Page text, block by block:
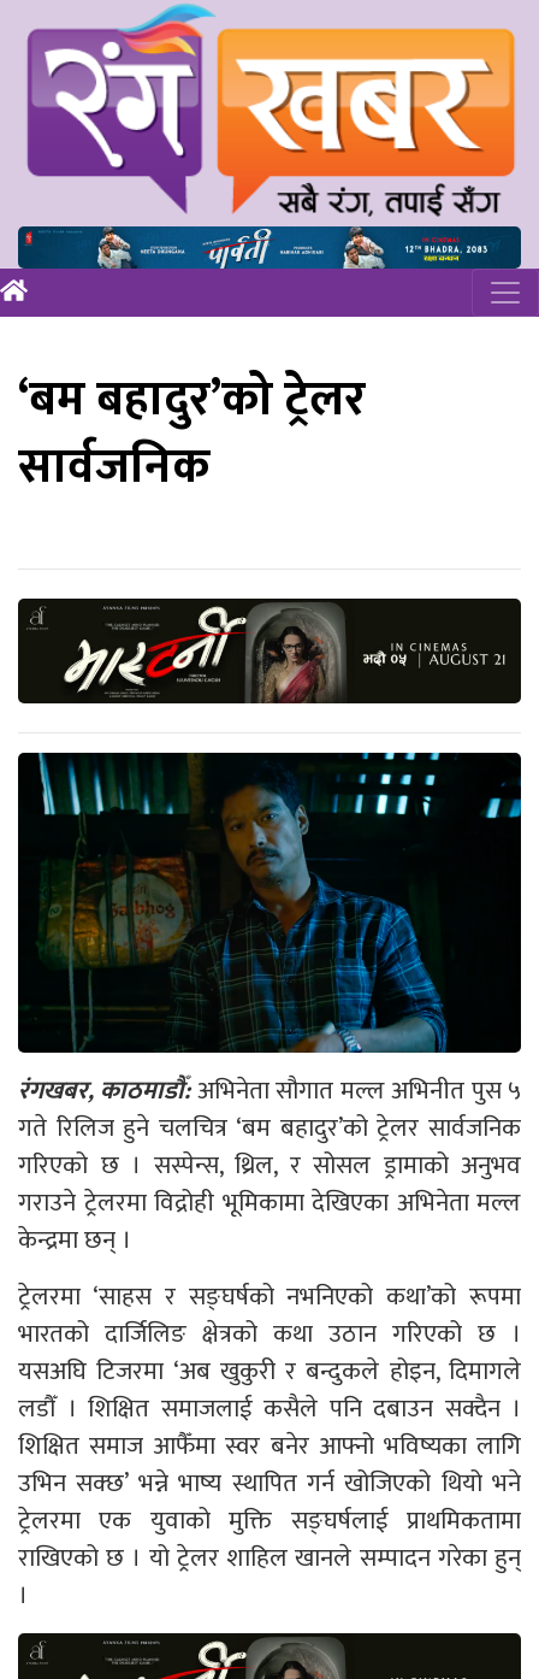
‘बम बहादुर’को ट्रेलर
सार्वजनिक
रंगखबर, काठमाडौँ:अभिनेता सौगात मल्ल अभिनीत पुस ५
गते रिलिज हुने चलचित्र ‘बम बहादुर’को ट्रेलर सार्वजनिक
गरिएको छ । सस्पेन्स, थ्रिल, र सोसल ड्रामाको अनुभव
गराउने ट्रेलरमा विद्रोही भूमिकामा देखिएका अभिनेता मल्ल
केन्द्रमा छन् ।
ट्रेलरमा ‘साहस र सङ्घर्षको नभनिएको कथा’को रूपमा
भारतको दार्जिलिङ क्षेत्रको कथा उठान गरिएको छ ।
यसअघि टिजरमा ‘अब खुकुरी र बन्दुकले होइन, दिमागले
लडौँ । शिक्षित समाजलाई कसैले पनि दबाउन सक्दैन ।
शिक्षित समाज आफैँमा स्वर बनेर आफ्नो भविष्यका लागि
उभिन सक्छ’ भन्ने भाष्य स्थापित गर्न खोजिएको थियो भने
ट्रेलरमा एक युवाको मुक्ति सङ्घर्षलाई प्राथमिकतामा
राखिएको छ । यो ट्रेलर शाहिल खानले सम्पादन गरेका हुन्
।